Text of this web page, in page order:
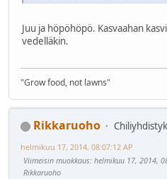
Juu ja höpöhöpö. Kasvaahan
vedelläkin.
"Grow food, not lawns"
Rikkaruoho
helmikuu 17, 2014, 08:07:12 AP
Viimeisin muokkaus: helmikuu 17, 2014,
Rikkaruoho